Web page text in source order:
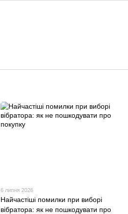
6 липня 2026
Найчастіші помилки при виборі
вібратора: як не пошкодувати про